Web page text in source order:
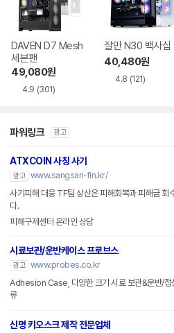
DAVEN D7 Mesh
세븐팬
49,080원
4.9 (301)
잘만 N30 백사십
40,480원
4.8 (121)
파워링크 광고
ATXCOIN 사칭 사기
광고 www.sangsan-fin.kr/
사기피해 대응 TF팀 상산은 피해회복과 피해금 회
다.
피해구제센터 온라인 상담
시료보관/운반케이스 프로브스
광고 www.probes.co.kr
Adhesion Case, 다양한 크기 시료 보관&운반/점
류
신명 키오스크 제작 전문업체